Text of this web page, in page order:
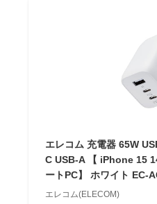
エレコム 充電器 65W
C USB-A 【 iPhone 15
ートPC】 ホワイト EC-
エレコム(ELECOM)